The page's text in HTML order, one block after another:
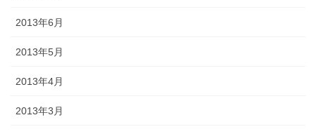
2013年6月
2013年5月
2013年4月
2013年3月